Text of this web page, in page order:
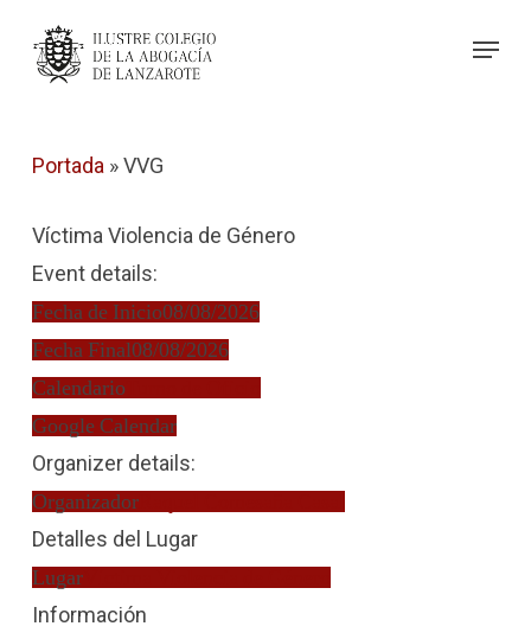
Menu
Portada »VVG
Víctima Violencia de Género
Event details:
Fecha de Inicio08/08/2026
Fecha Final08/08/2026
Calendario
Google Calendar
Organizer details:
OrganizadorRaquel Comesaña Casal
Detalles del Lugar
LugarVíctima Violencia de Género
Información